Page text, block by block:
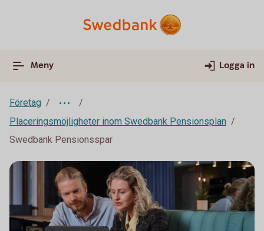
Meny Logga in
Företag
Placeringsmöjligheter inom Swedbank Pensionsplan
Swedbank Pensionsspar